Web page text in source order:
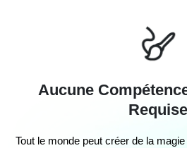
Aucune
Requise
Tout le monde peut créer de la